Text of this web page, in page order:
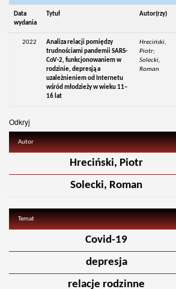
Data
wydania
Tytuł Autor(rzy)
2022
Analiza relacji pomiędzy
trudnościami pandemii SARS-
CoV-2, funkcjonowaniem w
rodzinie, depresją a
uzależnieniem od Internetu
wśród młodzieży w wieku 11–
16 lat
Hreciński,
Piotr;
Solecki,
Roman
Odkryj
Autor
Hreciński, Piotr
Solecki, Roman
Temat
Covid-19
depresja
relacje rodzinne